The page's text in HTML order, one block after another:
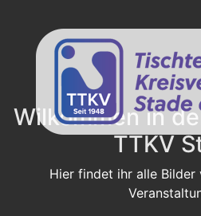
Wilkommen in
TTKV
Hier findet ihr alle Bilder